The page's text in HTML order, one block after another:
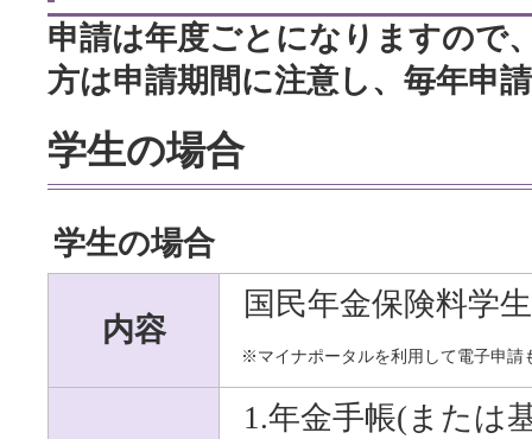
申請は年度ごとになりますので
方は申請期間に注意し、毎年申
学生の場合
学生の場合
内容
国民年金保険料学
※マイナポータルを利用して電子申請
1.年金手帳(または